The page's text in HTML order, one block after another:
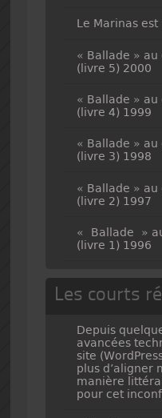
Le Marinas
« Ballade » au
(livre 5) 2000
« Ballade » au
(livre 4) 1999
« Ballade » au
(livre 3) 1998
« Ballade » au
(livre 2) 1997
« Ballade »
(livre 1) 1996
Les courts
Depuis
avancées
site
plus d’aligner
manière
pour cet